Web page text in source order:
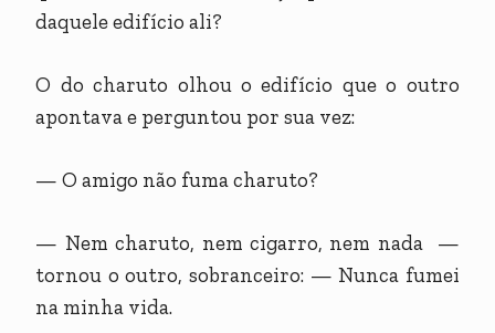
daquele edifício ali?
O do charuto olhou o edifício que o outro
apontava e perguntou por sua vez:
— O amigo não fuma charuto?
— Nem charuto, nem cigarro, nem nada —
tornou o outro, sobranceiro: — Nunca fumei
na minha vida.